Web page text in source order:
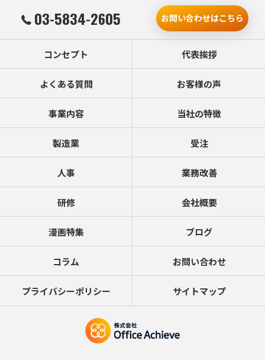
03-5834-2605 お問い合わせはこちら
コンセプト 代表挨拶
よくある質問 お客様の声
事業内容 当社の特徴
製造業 受注
人事 業務改善
研修 会社概要
漫画特集 ブログ
コラム お問い合わせ
プライバシーポリシー サイトマップ